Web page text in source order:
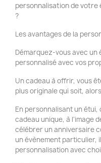
personnalisation de
?
Les avantages de la
Démarquez-vous avec
personnalisé avec vos
Un cadeau à offrir, vous
plus originale qui soit,
En personnalisant un
cadeau unique, à l'image
célébrer un anniversaire
un évènement particulier,
personnalisation avec